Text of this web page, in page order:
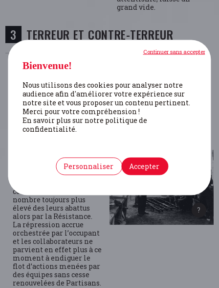
grand vide.
TERREUR ET CONTRE-TERREUR
allié sur les plages de
Normandie, les sabotages
se multiplient. Par
ailleurs, on assiste dans
plusieurs régions du pays
à une véritable mini-
guerre civile entre d’une
désormais appelés
Partisans armés, et
d’autre part, les groupes
collaboration, furieux du
nombre toujours plus
élevé des leurs abattus
alors par la Résistance.
La répression accrue
orchestrée par l’occupant
et les collaborateurs ne
parvient en effet plus à ce
moment à endiguer le
flot d’actions menées par
des équipes sans cesse
renouvelées de Partisans.
Bienvenue!
Nous utilisons des cookies pour analyser notre
audience afin d'améliorer votre expérience sur
notre site et vous proposer un contenu pertinent.
Merci pour votre compréhension !
En savoir plus sur notre politique de
confidentialité.
Personnaliser Accepter
Continuer sans accepter